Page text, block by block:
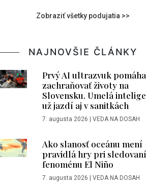
Zobraziť všetky podujatia >>
NAJNOVŠIE ČLÁNKY
Prvý AI ultrazvuk pomáha
zachraňovať životy na
Slovensku. Umelá
už jazdí aj v sanitkách
7. augusta 2026 | VEDA NA DOSAH
Ako slanosť oceánu mení
pravidlá hry pri sledovaní
fenoménu El Niño
7. augusta 2026 | VEDA NA DOSAH